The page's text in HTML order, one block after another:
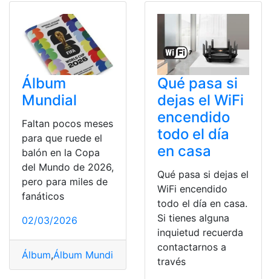
Álbum
Mundial
Faltan pocos meses
para que ruede el
balón en la Copa
del Mundo de 2026,
pero para miles de
fanáticos
02/03/2026
Álbum,Álbum Mundial , todo
Qué pasa si
dejas el WiFi
encendido
todo el día
en casa
Qué pasa si dejas el
WiFi encendido
todo el día en casa.
Si tienes alguna
inquietud recuerda
contactarnos a
través